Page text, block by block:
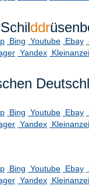
ddr
Bing Youtube Ebay
Yandex
Bing Youtube Ebay
Yandex
Bing Youtube Ebay
Yandex